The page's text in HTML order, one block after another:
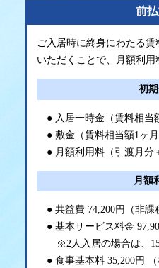
前
ご入居時に終身にわたる
いただくことで、月額利用
初
入居一時金（賃料相当
敷金（賃料相当額1ヶ月
月額利用料（引渡月分
月額
共益費 74,200円（非課
基本サービス料金
※2人入居の場合は、
食事基本料 35,200円 （